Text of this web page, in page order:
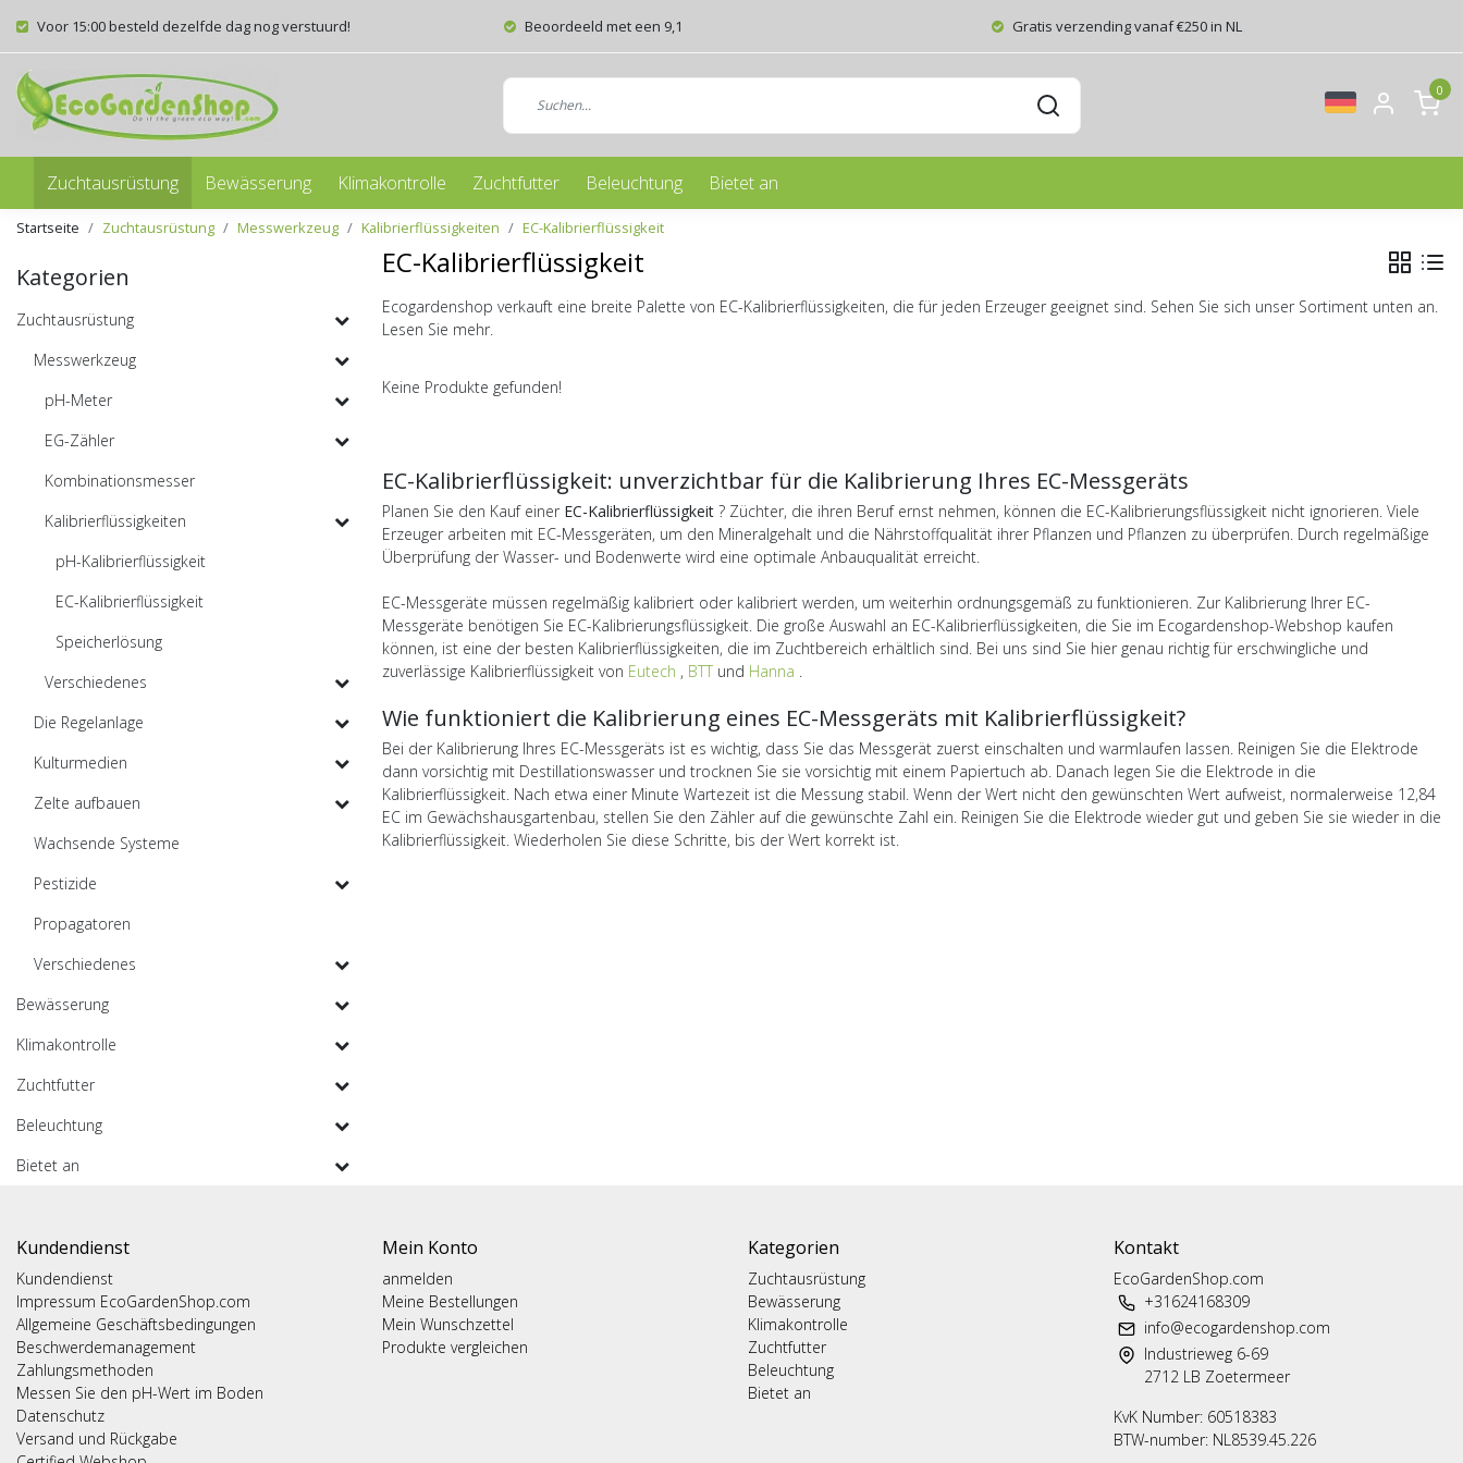
Voor 15:00 besteld dezelfde dag nog verstuurd! Beoordeeld met een 9,1 Gratis verzending vanaf €250 in NL
0
Zuchtausrüstung Bewässerung Klimakontrolle Zuchtfutter Beleuchtung Bietet an
Startseite Zuchtausrüstung Messwerkzeug Kalibrierflüssigkeiten EC-Kalibrierflüssigkeit
Kategorien
Zuchtausrüstung
Messwerkzeug
pH-Meter
EG-Zähler
Kombinationsmesser
Kalibrierflüssigkeiten
pH-Kalibrierflüssigkeit
EC-Kalibrierflüssigkeit
Speicherlösung
Verschiedenes
Die Regelanlage
Kulturmedien
Zelte aufbauen
Wachsende Systeme
Pestizide
Propagatoren
Verschiedenes
Bewässerung
Klimakontrolle
Zuchtfutter
Beleuchtung
Bietet an
EC-Kalibrierflüssigkeit
Ecogardenshop verkauft eine breite Palette von EC-Kalibrierflüssigkeiten, die für jeden Erzeuger geeignet sind. Sehen Sie sich unser Sortiment unten an.
Lesen Sie mehr.
Keine Produkte gefunden!
EC-Kalibrierflüssigkeit: unverzichtbar für die Kalibrierung Ihres EC-Messgeräts
Planen Sie den Kauf einer EC-Kalibrierflüssigkeit ? Züchter, die ihren Beruf ernst nehmen, können die EC-Kalibrierungsflüssigkeit nicht ignorieren. Viele
Erzeuger arbeiten mit EC-Messgeräten, um den Mineralgehalt und die Nährstoffqualität ihrer Pflanzen und Pflanzen zu überprüfen. Durch regelmäßige
Überprüfung der Wasser- und Bodenwerte wird eine optimale Anbauqualität erreicht.
EC-Messgeräte müssen regelmäßig kalibriert oder kalibriert werden, um weiterhin ordnungsgemäß zu funktionieren. Zur Kalibrierung Ihrer EC-
Messgeräte benötigen Sie EC-Kalibrierungsflüssigkeit. Die große Auswahl an EC-Kalibrierflüssigkeiten, die Sie im Ecogardenshop-Webshop kaufen
können, ist eine der besten Kalibrierflüssigkeiten, die im Zuchtbereich erhältlich sind. Bei uns sind Sie hier genau richtig für erschwingliche und
zuverlässige Kalibrierflüssigkeit von Eutech , BTT und Hanna .
Wie funktioniert die Kalibrierung eines EC-Messgeräts mit Kalibrierflüssigkeit?
Bei der Kalibrierung Ihres EC-Messgeräts ist es wichtig, dass Sie das Messgerät zuerst einschalten und warmlaufen lassen. Reinigen Sie die Elektrode
dann vorsichtig mit Destillationswasser und trocknen Sie sie vorsichtig mit einem Papiertuch ab. Danach legen Sie die Elektrode in die
Kalibrierflüssigkeit. Nach etwa einer Minute Wartezeit ist die Messung stabil. Wenn der Wert nicht den gewünschten Wert aufweist, normalerweise 12,84
EC im Gewächshausgartenbau, stellen Sie den Zähler auf die gewünschte Zahl ein. Reinigen Sie die Elektrode wieder gut und geben Sie sie wieder in die
Kalibrierflüssigkeit. Wiederholen Sie diese Schritte, bis der Wert korrekt ist.
Kundendienst
Kundendienst
Impressum EcoGardenShop.com
Allgemeine Geschäftsbedingungen
Beschwerdemanagement
Zahlungsmethoden
Messen Sie den pH-Wert im Boden
Datenschutz
Versand und Rückgabe
Mein Konto
anmelden
Meine Bestellungen
Mein Wunschzettel
Produkte vergleichen
Kategorien
Zuchtausrüstung
Bewässerung
Klimakontrolle
Zuchtfutter
Beleuchtung
Bietet an
Kontakt
EcoGardenShop.com
+31624168309
info@ecogardenshop.com
Industrieweg 6-69
2712 LB Zoetermeer
KvK Number: 60518383
BTW-number: NL8539.45.226